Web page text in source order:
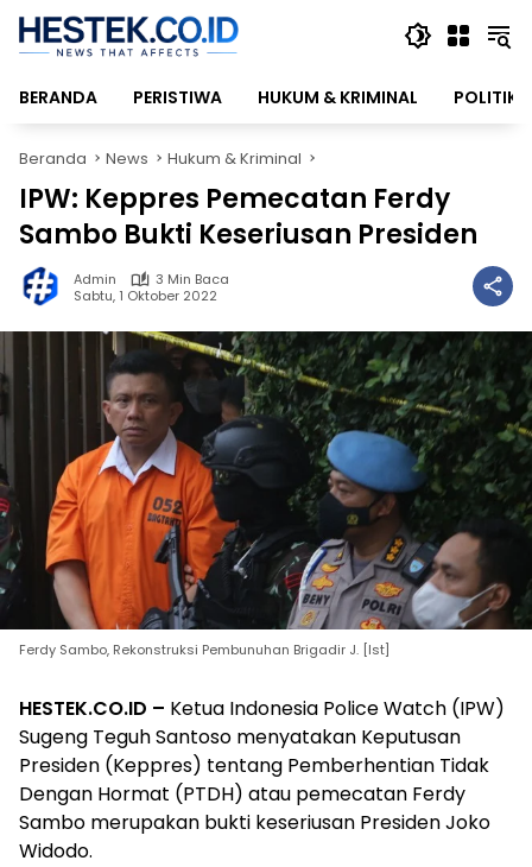
Langsung
konten
BERANDA
PERISTIWA HUKUM & KRIMINAL POLITIK
Beranda News Hukum & Kriminal
IPW: Keppres Pemecatan Ferdy
Sambo Bukti Keseriusan Presiden
Admin
3 Min Baca
Sabtu, 1 Oktober 2022
Ferdy Sambo, Rekonstruksi Pembunuhan Brigadir J. [Ist]
HESTEK.CO.ID – Ketua Indonesia Police Watch (IPW)
Sugeng Teguh Santoso menyatakan Keputusan
Presiden (Keppres) tentang Pemberhentian Tidak
Dengan Hormat (PTDH) atau pemecatan Ferdy
Sambo merupakan bukti keseriusan Presiden Joko
Widodo.